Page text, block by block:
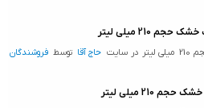
میلی لیتر
حاج آقا توسط فروشندگان
میلی لیتر